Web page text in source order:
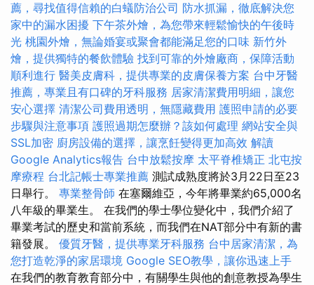
薦，尋找值得信賴的白蟻防治公司 防水抓漏，徹底解決您
家中的漏水困擾 下午茶外燴，為您帶來輕鬆愉快的午後時
光 桃園外燴，無論婚宴或聚會都能滿足您的口味 新竹外
燴，提供獨特的餐飲體驗 找到可靠的外燴廠商，保障活動
順利進行 醫美皮膚科，提供專業的皮膚保養方案 台中牙醫
推薦，專業且有口碑的牙科服務 居家清潔費用明細，讓您
安心選擇 清潔公司費用透明，無隱藏費用 護照申請的必要
步驟與注意事項 護照過期怎麼辦？該如何處理 網站安全與
SSL加密 廚房設備的選擇，讓烹飪變得更加高效 解讀
Google Analytics報告 台中放鬆按摩 太平脊椎矯正 北屯按
摩療程 台北記帳士專業推薦 測試成熟度將於3月22日至23
日舉行。 專業整骨師 在塞爾維亞，今年將畢業約65,000名
八年級的畢業生。 在我們的學士學位變化中，我們介紹了
畢業考試的歷史和當前系統，而我們在NAT部分中有新的書
籍發展。 優質牙醫，提供專業牙科服務 台中居家清潔，為
您打造乾淨的家居環境 Google SEO教學，讓你迅速上手
在我們的教育教育部分中，有關學生與他的創意教授為學生